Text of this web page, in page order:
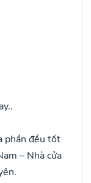
phần đều tốt
– Nhà cửa